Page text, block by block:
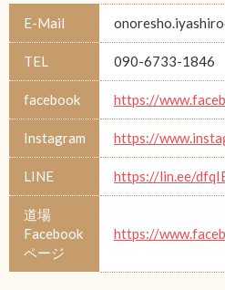
E-Mail
TEL 090-6733-1846
facebook https://
Instagram https://
LINE https://lin.ee/
道場
Facebook
ページ
https://